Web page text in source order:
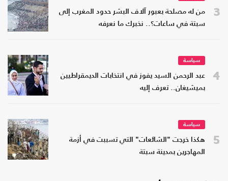
3
من له مصلحة بعبور آلاف البشر حدود المغرب إلى
سبتة في ساعات؟.. نخبرك ما نعرفه
4
سياسة
عبد الرحمن السيد يفوز في انتخابات الديمقراطيين
بميشيغان.. تعرف إليه
5
سياسة
هكذا خرجت "الشائعات" التي تسببت في أزمة
المهاجرين بمدينة سبتة